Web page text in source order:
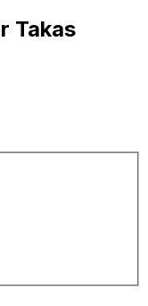
Takas